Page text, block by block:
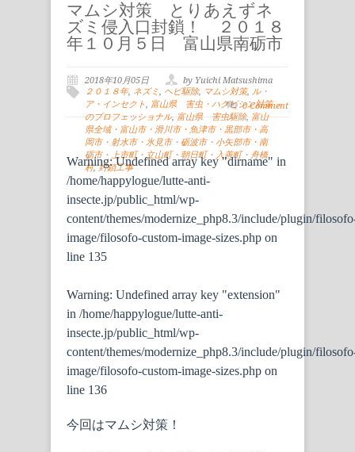
マムシ対策 とりあえずネ
ズミ侵入口封鎖！ ２０１８
年１０月５日 富山県南砺市
2018年10月05日
by Yuichi Matsushima
２０１８年, ネズミ, ヘビ駆除, マムシ対策, ル・
ア・インセクト, 富山県 害虫・ハクビシン対策
のプロフェッショナル, 富山県 害虫駆除, 富山
県全域・富山市・滑川市・魚津市・黒部市・高
岡市・射水市・氷見市・砺波市・小矢部市・南
砺市・上市町・立山町・朝日町・入善町・舟橋
村,封鎖工事
0 Comment
Warning: Undefined array key "dirname" in
/home/happylogue/lutte-anti-
insecte.jp/public_html/wp-
content/themes/modernize_php8.3/include/plugin/
image/filosofo-custom-image-sizes.php on
line 135
Warning: Undefined array key "extension"
in /home/happylogue/lutte-anti-
insecte.jp/public_html/wp-
content/themes/modernize_php8.3/include/plugin/
image/filosofo-custom-image-sizes.php on
line 136
今回はマムシ対策！